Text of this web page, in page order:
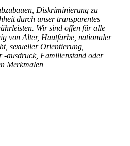
Diskriminierung zu
durch unser transparentes
Wir sind offen für alle
von Alter, Hautfarbe, nationaler
sexueller Orientierung,
-ausdruck, Familienstand oder
Merkmalen